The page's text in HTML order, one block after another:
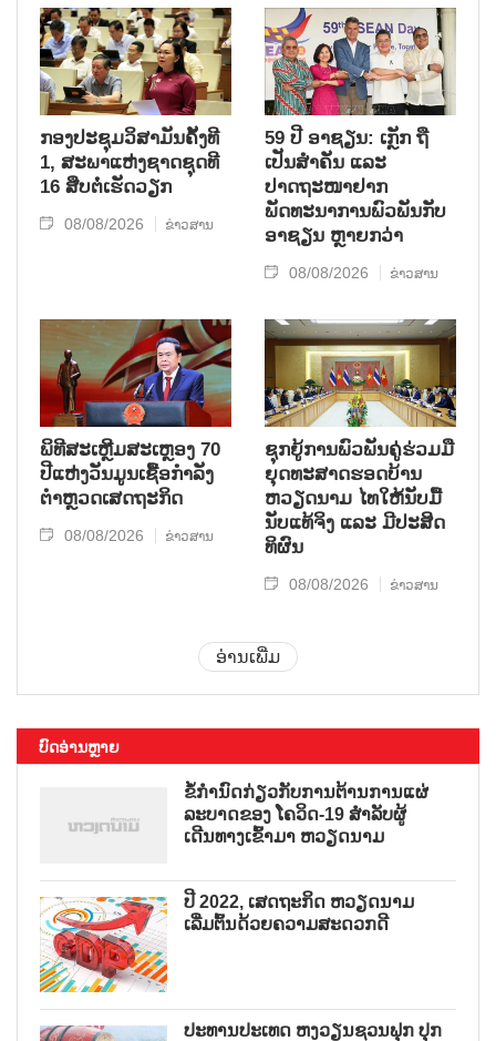
ກອງປະຊຸມວິສາມັນຄັ້ງທີ
1, ສະພາແຫ່ງຊາດຊຸດທີ
16 ສືບຕໍ່ເຮັດວຽກ
08/08/2026 ຂ່າວສານ
59 ປີ ອາຊຽນ: ເກຼັກ ຖື
ເປັນສຳຄັນ ແລະ
ປາດຖະໜາຢາກ
ພັດທະນາການພົວພັນກັບ
ອາຊຽນ ຫຼາຍກວ່າ
08/08/2026 ຂ່າວສານ
ພິທີສະເຫຼີມສະເຫຼອງ 70
ປີແຫ່ງວັນມູນເຊື້ອກຳລັງ
ຕຳຫຼວດເສດຖະກິດ
08/08/2026 ຂ່າວສານ
ຊຸກ​ຍູ້​ການ​ພົວ​ພັນ​ຄູ່​ຮ່ວມ​ມື​
ຍຸດ​ທະ​ສາດ​ຮອດ​ບ້ານ
ຫວຽດ​ນາມ ໄທ​ໃຫ້​ນັບ​ມື້​
ນັບ​ແທ້​ຈິງ ແລະ ມີ​ປະ​ສິດ​
ທິ​ຜົນ
08/08/2026 ຂ່າວສານ
ອ່ານເພີ່ມ
ບົດອ່ານຫຼາຍ
ຂໍ້ກຳນົດກ່ຽວກັບການຕ້ານການແຜ່
ລະບາດຂອງ ໂຄວິດ-19 ສຳລັບຜູ້
ເດີນທາງເຂົ້າມາ ຫວຽດນາມ
ປີ 2022, ເສດຖະກິດ ຫວຽດນາມ
ເລີ່ມຕົ້ນດ້ວຍຄວາມສະດວກດີ
ປະທານປະເທດ ຫງວຽນຊວນຟຸກ ປຸກ